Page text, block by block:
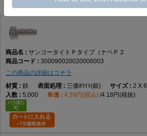
サンコータイトＰタイプ（ナベＰ２
300090020020006003
この商品の詳細はコチラ
鉄
三価ﾎﾜｲﾄ(銀) 2 X 6
5,000
4.59円(税込) 4.18円(税抜)